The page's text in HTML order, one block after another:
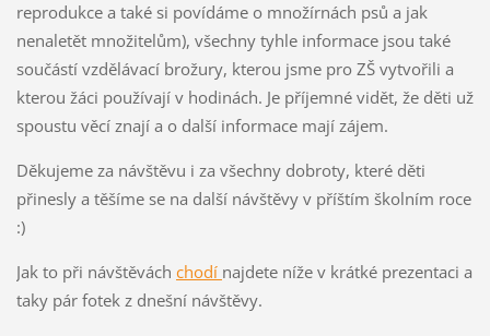
reprodukce a také si povídáme o množírnách psů a jak
nenaletět množitelům), všechny tyhle informace jsou také
součástí vzdělávací brožury, kterou jsme pro ZŠ vytvořili a
kterou žáci používají v hodinách. Je příjemné vidět, že děti už
spoustu věcí znají a o další informace mají zájem.
Děkujeme za návštěvu i za všechny dobroty, které děti
přinesly a těšíme se na další návštěvy v příštím školním roce
:)
Jak to při návštěvách chodí najdete níže v krátké prezentaci a
taky pár fotek z dnešní návštěvy.